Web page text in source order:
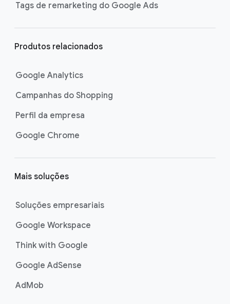
Tags de remarketing do Google Ads
Produtos relacionados
Google Analytics
Campanhas do Shopping
Perfil da empresa
Google Chrome
Mais soluções
Soluções empresariais
Google Workspace
Think with Google
Google AdSense
AdMob